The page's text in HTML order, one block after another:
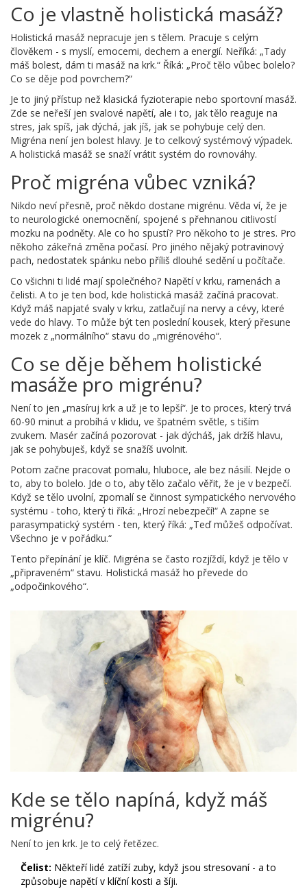
Co je vlastně holistická masáž?
Holistická masáž nepracuje jen s tělem. Pracuje s celým
člověkem - s myslí, emocemi, dechem a energií. Neříká: „Tady
máš bolest, dám ti masáž na krk.“ Říká: „Proč tělo vůbec bolelo?
Co se děje pod povrchem?“
Je to jiný přístup než klasická fyzioterapie nebo sportovní masáž.
Zde se neřeší jen svalové napětí, ale i to, jak tělo reaguje na
stres, jak spíš, jak dýchá, jak jíš, jak se pohybuje celý den.
Migréna není jen bolest hlavy. Je to celkový systémový výpadek.
A holistická masáž se snaží vrátit systém do rovnováhy.
Proč migréna vůbec vzniká?
Nikdo neví přesně, proč někdo dostane migrénu. Věda ví, že je
to neurologické onemocnění, spojené s přehnanou citlivostí
mozku na podněty. Ale co ho spustí? Pro někoho to je stres. Pro
někoho zákeřná změna počasí. Pro jiného nějaký potravinový
pach, nedostatek spánku nebo příliš dlouhé sedění u počítače.
Co všichni ti lidé mají společného? Napětí v krku, ramenách a
čelisti. A to je ten bod, kde holistická masáž začíná pracovat.
Když máš napjaté svaly v krku, zatlačují na nervy a cévy, které
vede do hlavy. To může být ten poslední kousek, který přesune
mozek z „normálního“ stavu do „migrénového“.
Co se děje během holistické
masáže pro migrénu?
Není to jen „masíruj krk a už je to lepší“. Je to proces, který trvá
60-90 minut a probíhá v klidu, ve špatném světle, s tiším
zvukem. Masér začíná pozorovat - jak dýcháš, jak držíš hlavu,
jak se pohybuješ, když se snažíš uvolnit.
Potom začne pracovat pomalu, hluboce, ale bez násilí. Nejde o
to, aby to bolelo. Jde o to, aby tělo začalo věřit, že je v bezpečí.
Když se tělo uvolní, zpomalí se činnost sympatického nervového
systému - toho, který ti říká: „Hrozí nebezpečí!“ A zapne se
parasympatický systém - ten, který říká: „Teď můžeš odpočívat.
Všechno je v pořádku.“
Tento přepínání je klíč. Migréna se často rozjíždí, když je tělo v
„připraveném“ stavu. Holistická masáž ho převede do
„odpočinkového“.
Kde se tělo napíná, když máš
migrénu?
Není to jen krk. Je to celý řetězec.
Čelist: Někteří lidé zatíží zuby, když jsou stresovaní - a to
způsobuje napětí v klíční kosti a šíji.